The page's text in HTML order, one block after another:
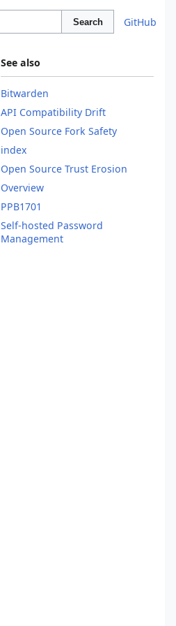
Search GitHub
See also
Bitwarden
API Compatibility Drift
Open Source Fork Safety
index
Open Source Trust Erosion
Overview
PPB1701
Self-hosted Password
Management